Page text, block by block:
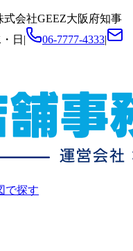
式会社GEEZ大阪府知事
日 | 06-7777-4333|
で探す